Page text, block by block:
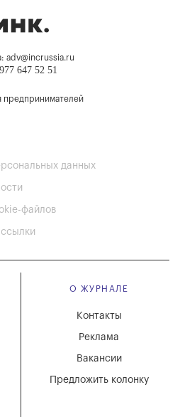
adv@incrussia.ru
647 52 51
предпринимателей
данных
файлов
О ЖУРНАЛЕ
Вакансии
Реклама
Контакты
Предложить колонку